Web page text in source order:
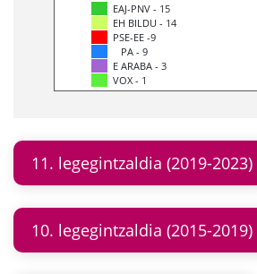
EAJ-PNV - 15
EH BILDU - 14
PSE-EE -9
PA - 9
E ARABA - 3
VOX - 1
11. legegintzaldia (2019-2023)
10. legegintzaldia (2015-2019)